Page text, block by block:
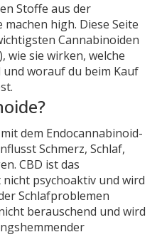
Stoffe aus der
high. Diese Seite
Cannabinoiden
wie sie wirken, welche
worauf du beim Kauf
dem Endocannabinoid-
Schmerz, Schlaf,
CBD ist das
psychoaktiv und wird
Schlafproblemen
berauschend und wird